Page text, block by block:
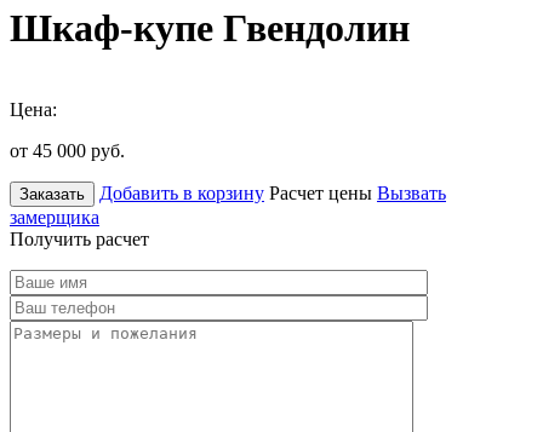
Шкаф-купе Гвендолин
Цена:
от 45 000 руб.
Заказать Добавить в корзину Расчет цены Вызвать
замерщика
Получить расчет